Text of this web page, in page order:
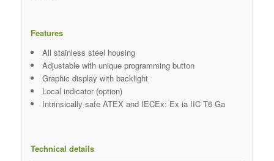
Features
All stainless steel housing
Adjustable with unique programming button
Graphic display with backlight
Local indicator (option)
Intrinsically safe ATEX and IECEx: Ex ia IIC T6 Ga
Technical details